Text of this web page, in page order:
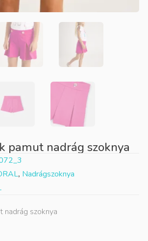
pamut nadrág szoknya
, Nadrágszoknya
nadrág szoknya